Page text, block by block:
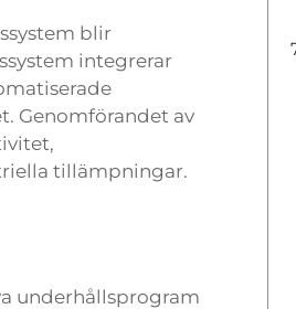
blir
integrerar
Genomförandet av
tillämpningar.
underhållsprogram